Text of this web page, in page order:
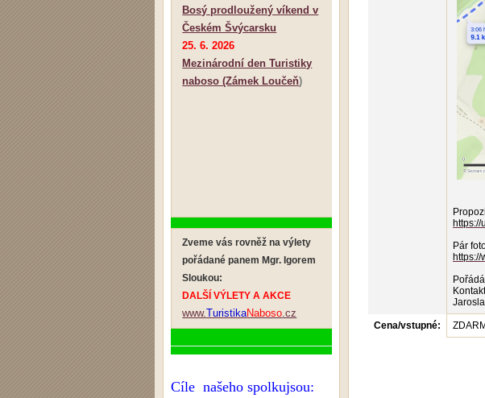
Bosý prodloužený víkend v
Českém Švýcarsku
25. 6. 2026
Mezinárodní den Turistiky
naboso (Zámek Loučeň)
Zveme vás rovněž na výlety
pořádané panem Mgr. Igorem
Sloukou:
DALŠÍ VÝLETY A AKCE
www.TuristikaNaboso.cz
Cíle našeho spolkujsou:
Pár
Cena/vstupné: